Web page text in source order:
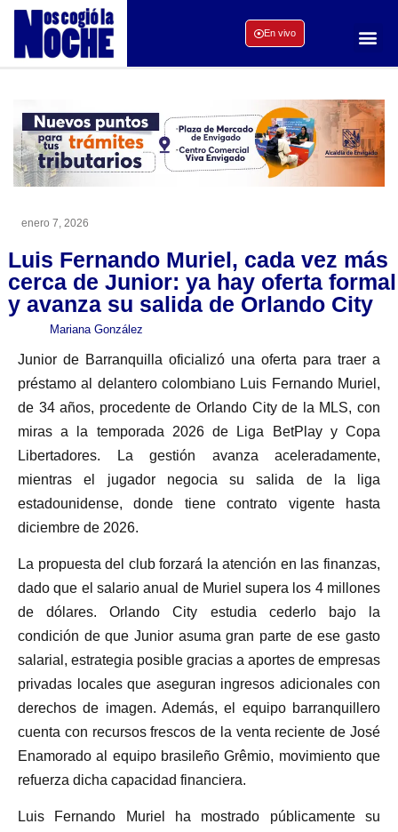
En vivo
enero 7, 2026
Luis Fernando Muriel, cada vez más
cerca de Junior: ya hay oferta formal
y avanza su salida de Orlando City
Mariana González
Junior de Barranquilla oficializó una oferta para traer a
préstamo al delantero colombiano Luis Fernando Muriel,
de 34 años, procedente de Orlando City de la MLS, con
miras a la temporada 2026 de Liga BetPlay y Copa
Libertadores. La gestión avanza aceleradamente,
mientras el jugador negocia su salida de la liga
estadounidense, donde tiene contrato vigente hasta
diciembre de 2026.
La propuesta del club forzará la atención en las finanzas,
dado que el salario anual de Muriel supera los 4 millones
de dólares. Orlando City estudia cederlo bajo la
condición de que Junior asuma gran parte de ese gasto
salarial, estrategia posible gracias a aportes de empresas
privadas locales que aseguran ingresos adicionales con
derechos de imagen. Además, el equipo barranquillero
cuenta con recursos frescos de la venta reciente de José
Enamorado al equipo brasileño Grêmio, movimiento que
refuerza dicha capacidad financiera.
Luis Fernando Muriel ha mostrado públicamente su